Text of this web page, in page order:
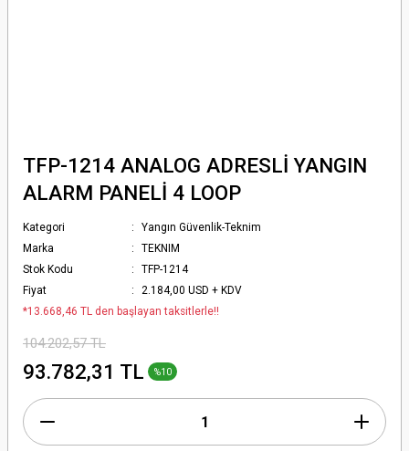
TFP-1214 ANALOG ADRESLİ YANGIN
ALARM PANELİ 4 LOOP
Kategori
Yangın Güvenlik-Teknim
Marka
TEKNIM
Stok Kodu
TFP-1214
Fiyat
2.184,00 USD + KDV
*13.668,46 TL den başlayan taksitlerle!!
104.202,57 TL
93.782,31 TL %10